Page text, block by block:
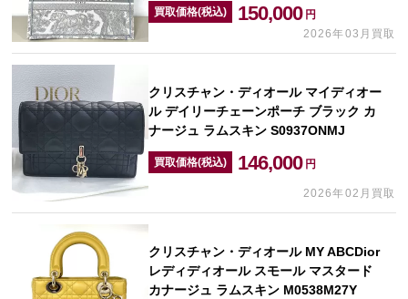
買取価格(税込) 150,000 円
2026年03月買取
クリスチャン・ディオール マイディオー
ル デイリーチェーンポーチ ブラック カ
ナージュ ラムスキン S0937ONMJ
買取価格(税込) 146,000 円
2026年02月買取
クリスチャン・ディオール MY ABCDior
レディディオール スモール マスタード
カナージュ ラムスキン M0538M27Y